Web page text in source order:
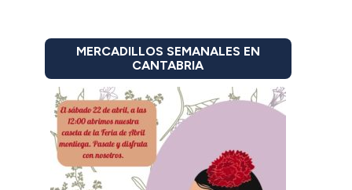
MERCADILLOS SEMANALES EN
CANTABRIA